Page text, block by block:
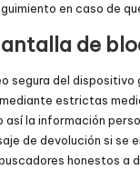
en caso de
de
segura del dispositivo
estrictas
la información
de devolución si se
honestos a